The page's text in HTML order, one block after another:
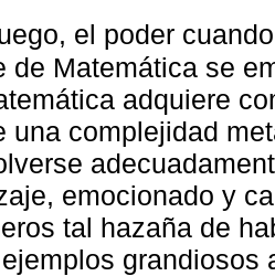
el poder
de Matemática se
adquiere
una complejidad
emocionado y
tal hazaña de
grandiosos